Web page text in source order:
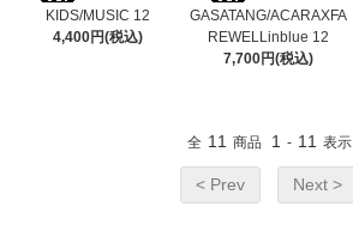
KIDS/MUSIC 12
4,400円(税込)
GASATANG/ACARAXFA
REWELLinblue 12
7,700円(税込)
全 11 商品 1 - 11 表示
< Prev Next >